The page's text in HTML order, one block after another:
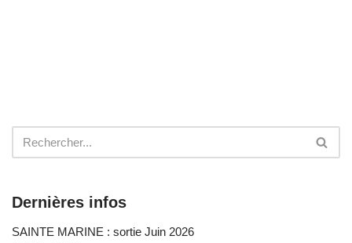
Dernières infos
SAINTE MARINE : sortie Juin 2026